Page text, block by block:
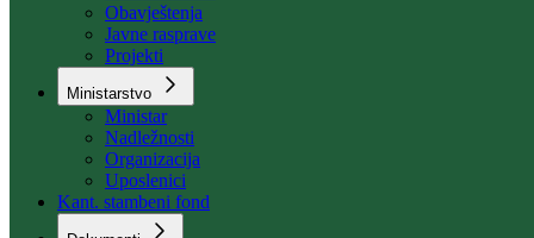
Sve vijesti
Konkursi i oglasi
Javne nabavke
Obavještenja
Javne rasprave
Projekti
Ministarstvo
Ministar
Nadležnosti
Organizacija